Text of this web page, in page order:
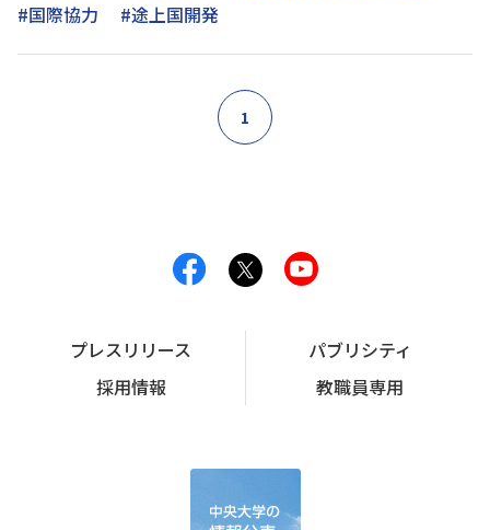
#国際協力
#途上国開発
1
プレスリリース
パブリシティ
採用情報
教職員専用